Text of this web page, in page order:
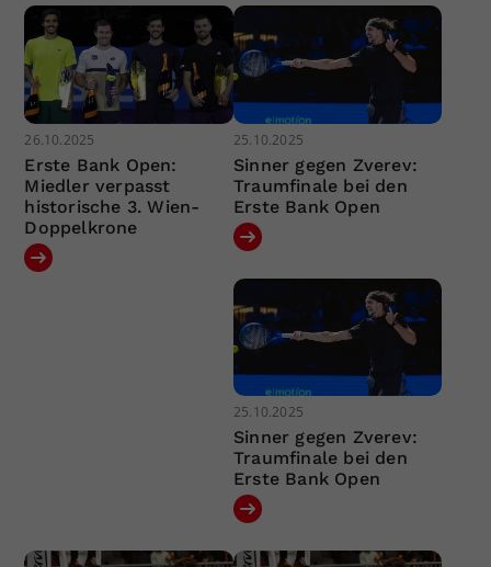
26.10.2025
Erste Bank Open:
Miedler verpasst
historische 3. Wien-
Doppelkrone
25.10.2025
Sinner gegen Zverev:
Traumfinale bei den
Erste Bank Open
25.10.2025
Sinner gegen Zverev:
Traumfinale bei den
Erste Bank Open